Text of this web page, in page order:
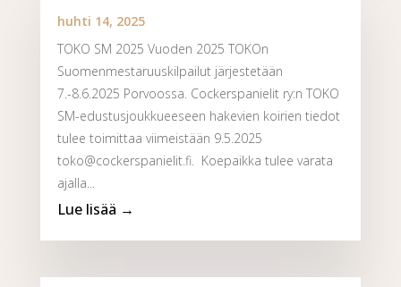
huhti 14, 2025
TOKO SM 2025 Vuoden 2025 TOKOn
Suomenmestaruuskilpailut järjestetään
7.-8.6.2025 Porvoossa. Cockerspanielit ry:n TOKO
SM-edustusjoukkueeseen hakevien koirien tiedot
tulee toimittaa viimeistään 9.5.2025
toko@cockerspanielit.fi. Koepaikka tulee varata
ajalla...